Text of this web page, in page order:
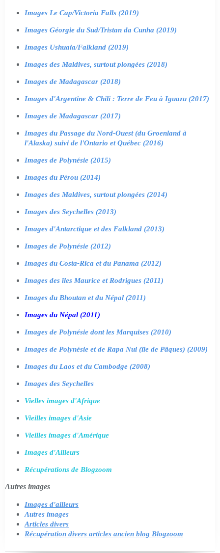
Images Le Cap/Victoria Falls (2019)
Images Géorgie du Sud/Tristan da Cunha (2019)
Images Ushuaia/Falkland (2019)
Images des Maldives, surtout plongées (2018)
Images de Madagascar (2018)
Images d'Argentine & Chili : Terre de Feu à Iguazu (2017)
Images de Madagascar (2017)
Images du Passage du Nord-Ouest (du Groenland à
l'Alaska) suivi de l'Ontario et Québec (2016)
Images de Polynésie (2015)
Images du Pérou (2014)
Images des Maldives, surtout plongées (2014)
Images des Seychelles (2013)
Images d'Antarctique et des Falkland (2013)
Images de Polynésie (2012)
Images du Costa-Rica et du Panama (2012)
Images des îles Maurice et Rodrigues (2011)
Images du Bhoutan et du Népal (2011)
Images du Népal (2011)
Images de Polynésie dont les Marquises (2010)
Images de Polynésie et de Rapa Nui (île de Pâques) (2009)
Images du Laos et du Cambodge (2008)
Images des Seychelles
Vielles images d'Afrique
Vieilles images d'Asie
Vieilles images d'Amérique
Images d'Ailleurs
Récupérations de Blogzoom
Autres images
Images d'ailleurs
Autres images
Articles divers
Récupération divers articles ancien blog Blogzoom